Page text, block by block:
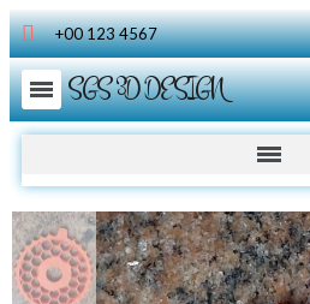
+00 123 4567
SGS 3D DESIGN